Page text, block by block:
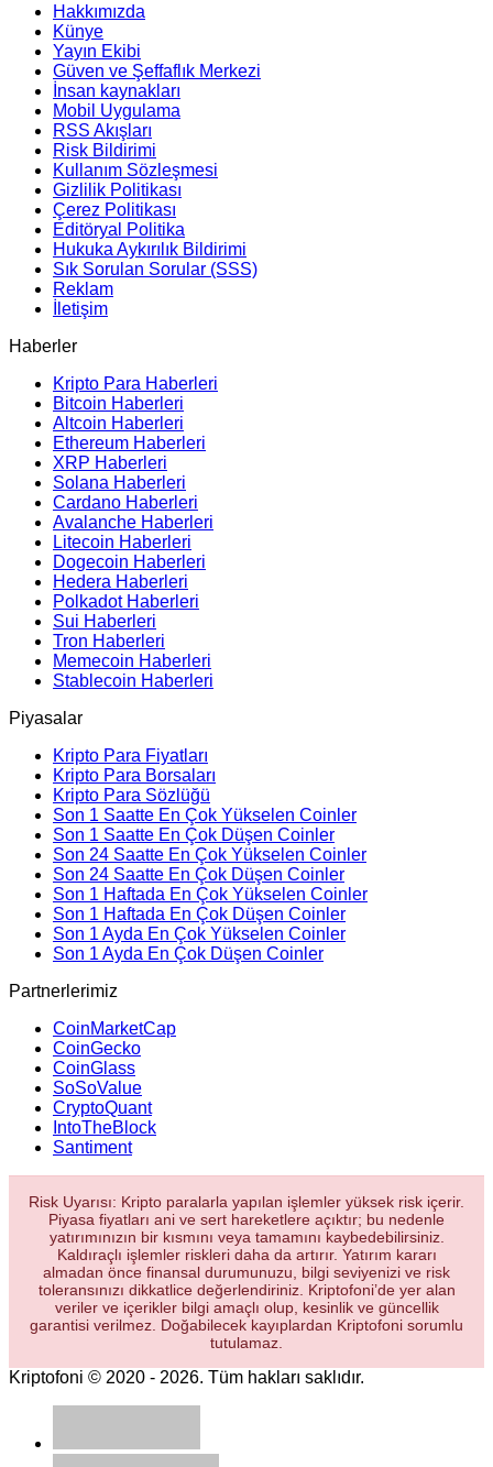
Hakkımızda
Künye
Yayın Ekibi
Güven ve Şeffaflık Merkezi
İnsan kaynakları
Mobil Uygulama
RSS Akışları
Risk Bildirimi
Kullanım Sözleşmesi
Gizlilik Politikası
Çerez Politikası
Editöryal Politika
Hukuka Aykırılık Bildirimi
Sık Sorulan Sorular (SSS)
Reklam
İletişim
Haberler
Kripto Para Haberleri
Bitcoin Haberleri
Altcoin Haberleri
Ethereum Haberleri
XRP Haberleri
Solana Haberleri
Cardano Haberleri
Avalanche Haberleri
Litecoin Haberleri
Dogecoin Haberleri
Hedera Haberleri
Polkadot Haberleri
Sui Haberleri
Tron Haberleri
Memecoin Haberleri
Stablecoin Haberleri
Piyasalar
Kripto Para Fiyatları
Kripto Para Borsaları
Kripto Para Sözlüğü
Son 1 Saatte En Çok Yükselen Coinler
Son 1 Saatte En Çok Düşen Coinler
Son 24 Saatte En Çok Yükselen Coinler
Son 24 Saatte En Çok Düşen Coinler
Son 1 Haftada En Çok Yükselen Coinler
Son 1 Haftada En Çok Düşen Coinler
Son 1 Ayda En Çok Yükselen Coinler
Son 1 Ayda En Çok Düşen Coinler
Partnerlerimiz
CoinMarketCap
CoinGecko
CoinGlass
SoSoValue
CryptoQuant
IntoTheBlock
Santiment
Risk Uyarısı: Kripto paralarla yapılan işlemler yüksek risk içerir.
Piyasa fiyatları ani ve sert hareketlere açıktır; bu nedenle
yatırımınızın bir kısmını veya tamamını kaybedebilirsiniz.
Kaldıraçlı işlemler riskleri daha da artırır. Yatırım kararı
almadan önce finansal durumunuzu, bilgi seviyenizi ve risk
toleransınızı dikkatlice değerlendiriniz. Kriptofoni’de yer alan
veriler ve içerikler bilgi amaçlı olup, kesinlik ve güncellik
garantisi verilmez. Doğabilecek kayıplardan Kriptofoni sorumlu
tutulamaz.
Kriptofoni © 2020 - 2026. Tüm hakları saklıdır.